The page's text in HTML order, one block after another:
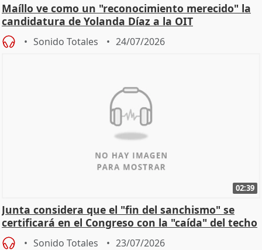
Maíllo ve como un "reconocimiento merecido" la
candidatura de Yolanda Díaz a la OIT
Sonido Totales 24/07/2026
02:39
Junta considera que el "fin del sanchismo" se
certificará en el Congreso con la "caída" del techo
de
Sonido Totales 23/07/2026